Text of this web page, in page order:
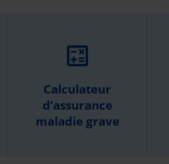
calculate
Calculateur
d’assurance
maladie grave